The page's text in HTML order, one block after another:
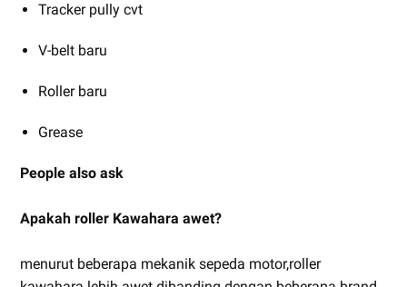
Tracker pully cvt
V-belt baru
Roller baru
Grease
People also ask
Apakah roller Kawahara awet?
menurut beberapa mekanik sepeda motor,roller